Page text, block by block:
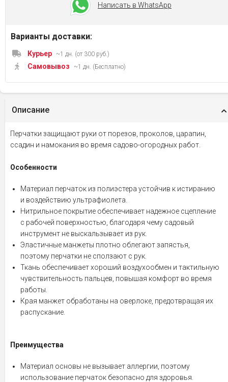
Написать в WhatsApp
Варианты доставки:
Курьер ~1 дн. (от 300 руб.)
Самовывоз ~1 дн. (Бесплатно)
Описание
Перчатки защищают руки от порезов, проколов, царапин,
ссадин и намокания во время садово-огородных работ.
Особенности
Материал перчаток из полиэстера устойчив к истиранию
и воздействию ультрафиолета.
Нитрильное покрытие обеспечивает надежное сцепление
с рабочей поверхностью, благодаря чему садовый
инструмент не выскальзывает из рук.
Эластичные манжеты плотно облегают запястья,
поэтому перчатки не сползают с рук.
Ткань обеспечивает хороший воздухообмен и тактильную
чувствительность пальцев, повышая комфорт во время
работы.
Края манжет обработаны на оверлоке, предотвращая их
распускание.
Преимущества
Материал основы не вызывает аллергии, поэтому
использование перчаток безопасно для здоровья.